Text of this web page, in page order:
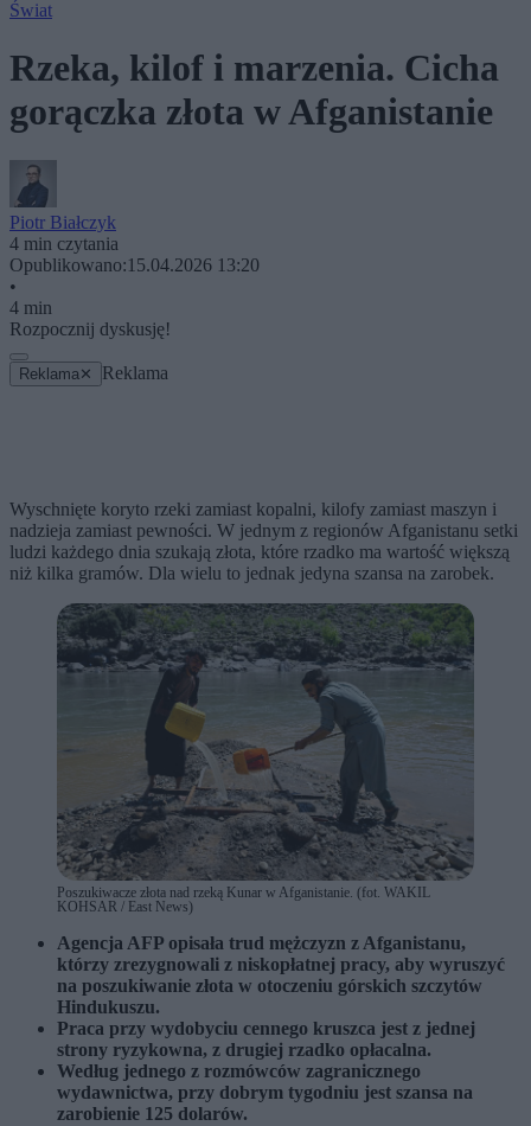
Świat
Rzeka, kilof i marzenia. Cicha
gorączka złota w Afganistanie
Piotr Białczyk
4 min czytania
Opublikowano:15.04.2026 13:20
•
4 min
Rozpocznij dyskusję!
Reklama ✕ Reklama
Wyschnięte koryto rzeki zamiast kopalni, kilofy zamiast maszyn i
nadzieja zamiast pewności. W jednym z regionów Afganistanu setki
ludzi każdego dnia szukają złota, które rzadko ma wartość większą
niż kilka gramów. Dla wielu to jednak jedyna szansa na zarobek.
Poszukiwacze złota nad rzeką Kunar w Afganistanie. (fot. WAKIL
KOHSAR / East News)
Agencja AFP opisała trud mężczyzn z Afganistanu,
którzy zrezygnowali z niskopłatnej pracy, aby wyruszyć
na poszukiwanie złota w otoczeniu górskich szczytów
Hindukuszu.
Praca przy wydobyciu cennego kruszca jest z jednej
strony ryzykowna, z drugiej rzadko opłacalna.
Według jednego z rozmówców zagranicznego
wydawnictwa, przy dobrym tygodniu jest szansa na
zarobienie 125 dolarów.